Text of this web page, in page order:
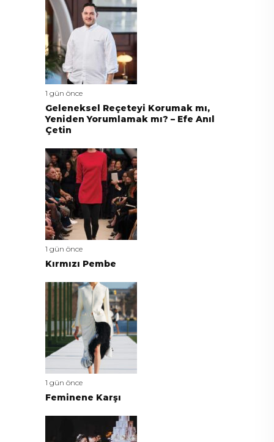
1 gün önce
Geleneksel Reçeteyi Korumak mı,
Yeniden Yorumlamak mı? – Efe Anıl
Çetin
1 gün önce
Kırmızı Pembe
1 gün önce
Feminene Karşı